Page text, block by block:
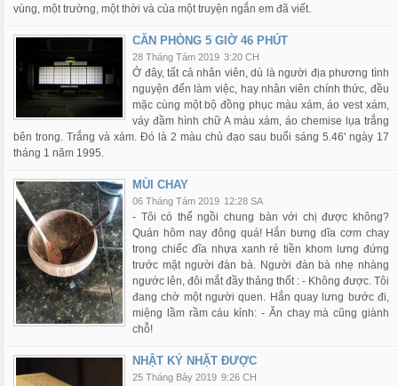
vùng, một trường, một thời và của một truyện ngắn em đã viết.
CĂN PHÒNG 5 GIỜ 46 PHÚT
28 Tháng Tám 2019 3:20 CH
Ở đây, tất cả nhân viên, dù là người địa phương tình
nguyện đến làm việc, hay nhân viên chính thức, đều
mặc cùng một bộ đồng phục màu xám, áo vest xám,
váy đầm hình chữ A màu xám, áo chemise lụa trắng
bên trong. Trắng và xám. Đó là 2 màu chủ đạo sau buổi sáng 5.46' ngày 17
tháng 1 năm 1995.
MÙI CHAY
06 Tháng Tám 2019 12:28 SA
- Tôi có thể ngồi chung bàn với chị được không?
Quán hôm nay đông quá! Hắn bưng dĩa cơm chay
trong chiếc đĩa nhựa xanh rẻ tiền khom lưng đứng
trước mặt người đàn bà. Người đàn bà nhẹ nhàng
ngước lên, đôi mắt đầy thảng thốt : - Không được. Tôi
đang chờ một người quen. Hắn quay lưng bước đi,
miệng lầm rầm cáu kỉnh: - Ăn chay mà cũng giành
chỗ!
NHẬT KÝ NHẶT ĐƯỢC
25 Tháng Bảy 2019 9:26 CH